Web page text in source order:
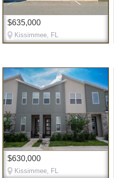
$635,000
Kissimmee, FL
$630,000
Kissimmee, FL